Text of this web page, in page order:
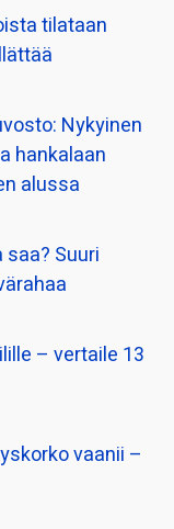
tilataan
Nykyinen
hankalaan
alussa
Suuri
– vertaile 13
vaanii –